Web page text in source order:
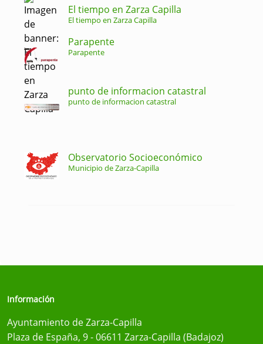
El tiempo en Zarza Capilla
El tiempo en Zarza Capilla
Parapente
Parapente
punto de informacion catastral
punto de informacion catastral
Observatorio Socioeconómico
Municipio de Zarza-Capilla
Información
Ayuntamiento de Zarza-Capilla
Plaza de España, 9 - 06611 Zarza-Capilla (Badajoz)